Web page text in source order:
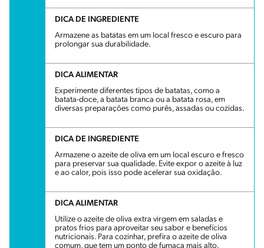
DICA DE INGREDIENTE
Armazene as batatas em um local fresco e escuro para
prolongar sua durabilidade.
DICA ALIMENTAR
Experimente diferentes tipos de batatas, como a
batata-doce, a batata branca ou a batata rosa, em
diversas preparações como purês, assadas ou cozidas.
DICA DE INGREDIENTE
Armazene o azeite de oliva em um local escuro e fresco
para preservar sua qualidade. Evite expor o azeite à luz
e ao calor, pois isso pode acelerar sua oxidação.
DICA ALIMENTAR
Utilize o azeite de oliva extra virgem em saladas e
pratos frios para aproveitar seu sabor e benefícios
nutricionais. Para cozinhar, prefira o azeite de oliva
comum, que tem um ponto de fumaça mais alto.